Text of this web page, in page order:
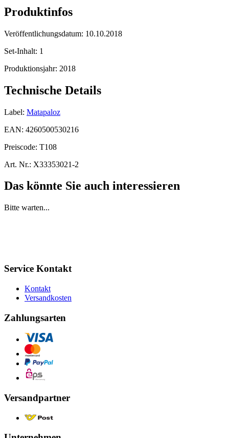
Produktinfos
Veröffentlichungsdatum: 10.10.2018
Set-Inhalt: 1
Produktionsjahr: 2018
Technische Details
Label: Matapaloz
EAN: 4260500530216
Preiscode: T108
Art. Nr.: X33353021-2
Das könnte Sie auch interessieren
Bitte warten...
Service Kontakt
Kontakt
Versandkosten
Zahlungsarten
Versandpartner